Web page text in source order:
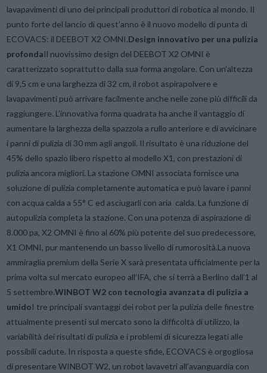
lavapavimenti di uno dei principali produttori di robotica al mondo. Il
punto forte del lancio di quest’anno è il nuovo modello di punta di
ECOVACS: il DEEBOT X2 OMNI.Design innovativo per una pulizia
profondaIl nuovissimo design del DEEBOT X2 OMNI è
caratterizzato soprattutto dalla sua forma angolare. Con un’altezza
di 9,5 cm e una larghezza di 32 cm, il robot aspirapolvere e
lavapavimenti può arrivare facilmente anche nelle zone più difficili da
raggiungere. L’innovativa forma quadrata ha anche il vantaggio di
aumentare la larghezza della spazzola a rullo anteriore e di avvicinare
i panni di pulizia di 30 mm agli angoli. Il risultato è una riduzione del
45% dello spazio libero rispetto al modello X1, con prestazioni di
pulizia ancora migliori. La stazione OMNI associata fornisce una
soluzione di pulizia completamente automatica e può lavare i panni
con acqua calda a 55° C ed asciugarli con aria calda. La funzione di
autopulizia completa la stazione. Con una potenza di aspirazione di
8.000 pa, X2 OMNI è fino al 60% più potente del suo predecessore,
X1 OMNI, pur mantenendo un basso livello di rumorosità.La nuova
ammiraglia premium della Serie X sarà presentata ufficialmente per la
prima volta sul mercato europeo all’IFA, che si terrà a Berlino dall’1 al
5 settembre.WINBOT W2 con tecnologia avanzata di pulizia a
umidoI tre principali svantaggi dei robot per la pulizia delle finestre
attualmente presenti sul mercato sono la difficoltà di utilizzo, la
variabilità dei risultati di pulizia e i problemi di sicurezza legati alle
possibili cadute. In risposta a queste sfide, ECOVACS è orgogliosa
di presentare WINBOT W2, un robot lavavetri all’avanguardia con